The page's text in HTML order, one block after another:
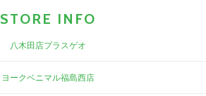
STORE INFO
八木田店プラスゲオ
ヨークベニマル福島西店